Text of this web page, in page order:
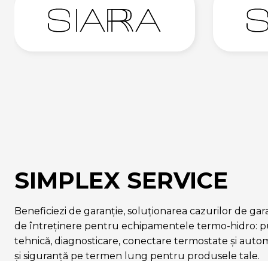
SIMPLEX SERVICE
Beneficiezi de garanție, soluționarea cazurilor de
de întreținere pentru echipamentele termo-hidro:
tehnică, diagnosticare, conectare termostate și
și siguranță pe termen lung pentru produsele tale.